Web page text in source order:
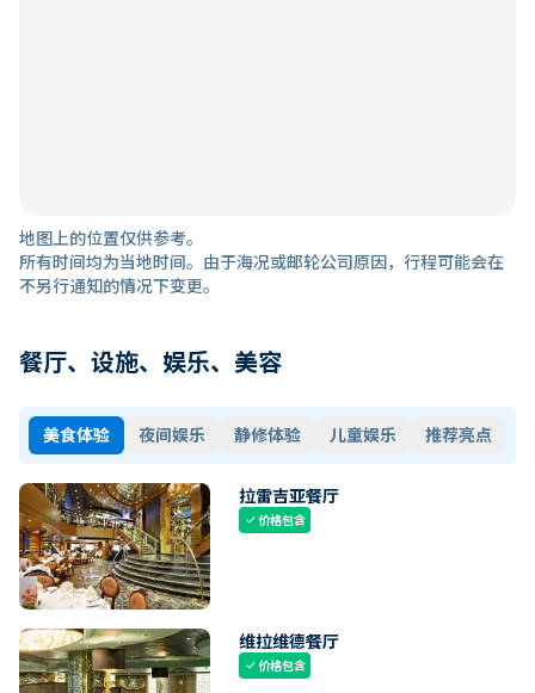
地图上的位置仅供参考。
所有时间均为当地时间。由于海况或邮轮公司原因，行程可能会在
不另行通知的情况下变更。
餐厅、设施、娱乐、美容
美食体验 夜间娱乐 静修体验 儿童娱乐 推荐亮点
拉雷吉亚餐厅
check价格包含
维拉维德餐厅
check价格包含